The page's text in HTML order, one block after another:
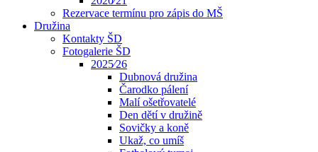
Rezervace termínu pro zápis do MŠ
Družina
Kontakty ŠD
Fotogalerie ŠD
2025⁄26
Dubnová družina
Čarodko pálení
Malí ošetřovatelé
Den dětí v družině
Sovičky a koně
Ukaž, co umíš